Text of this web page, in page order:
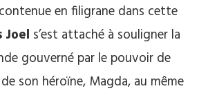
en filigrane dans cette
Joel s’est attaché à souligner la
gouverné par le pouvoir de
son héroïne, Magda, au même